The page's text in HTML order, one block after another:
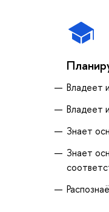
Владеет
Владеет
Знает
Знает